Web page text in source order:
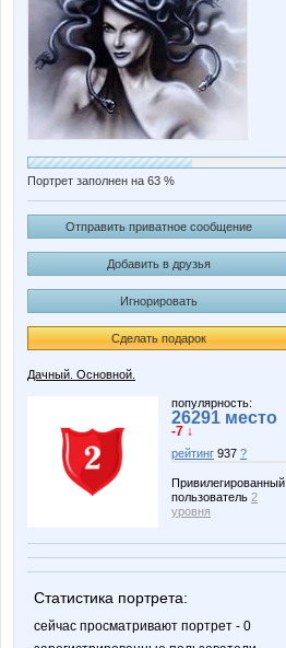
Портрет заполнен на 63 %
Отправить приватное сообщение
Добавить в друзья
Игнорировать
Сделать подарок
Дачный. Основной.
популярность:
26291 место
-7 ↓
рейтинг 937 ?
Привилегированный
пользователь 2
уровня
Статистика портрета:
сейчас просматривают портрет - 0